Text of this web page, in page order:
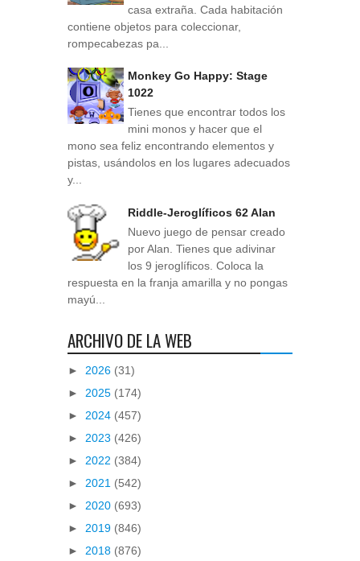
casa extraña. Cada habitación
contiene objetos para coleccionar,
rompecabezas pa...
Monkey Go Happy: Stage
1022
Tienes que encontrar todos los
mini monos y hacer que el
mono sea feliz encontrando elementos y
pistas, usándolos en los lugares adecuados
y...
Riddle-Jeroglíficos 62 Alan
Nuevo juego de pensar creado
por Alan. Tienes que adivinar
los 9 jeroglíficos. Coloca la
respuesta en la franja amarilla y no pongas
mayú...
ARCHIVO DE LA WEB
► 2026 (31)
► 2025 (174)
► 2024 (457)
► 2023 (426)
► 2022 (384)
► 2021 (542)
► 2020 (693)
► 2019 (846)
► 2018 (876)